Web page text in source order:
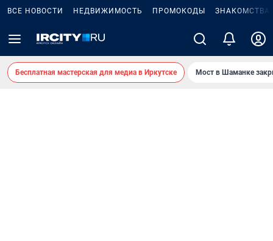
ВСЕ НОВОСТИ НЕДВИЖИМОСТЬ ПРОМОКОДЫ ЗНАКОМСТВА
Бесплатная мастерская для медиа в Иркутске Мост в Шаманке